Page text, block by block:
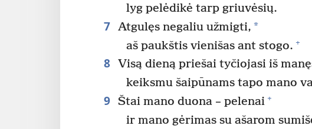
lyg pelėdikė tarp griuvėsių.
7 Atgulęs negaliu užmigti, *
aš paukštis vienišas ant stogo. +
8 Visą dieną priešai tyčiojasi iš
keiksmu šaipūnams tapo mano
9 Štai mano duona – pelenai +
ir mano gėrimas su ašarom